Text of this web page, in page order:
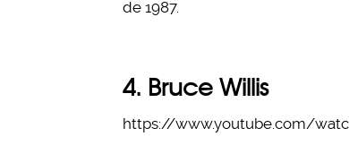
de 1987.
4. Bruce Willis
https://www.youtube.com/